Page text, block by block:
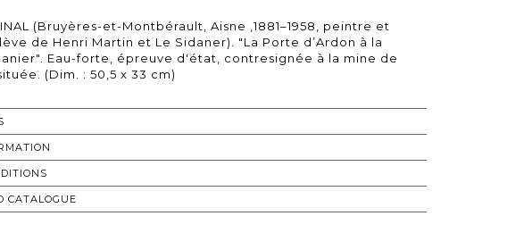
(Bruyères-et-Montbérault, Aisne ,1881–1958, peintre et
de Henri Martin et Le Sidaner). "La Porte d’Ardon à la
Eau-forte, épreuve d'état, contresignée à la mine de
(Dim. : 50,5 x 33 cm)
CATALOGUE